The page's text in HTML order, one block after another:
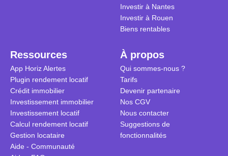
Investir à Nantes
Investir à Rouen
Biens rentables
Ressources
App Horiz Alertes
Plugin rendement locatif
Crédit immobilier
Investissement immobilier
Investissement locatif
Calcul rendement locatif
Gestion locataire
Aide - Communauté
À propos
Qui sommes-nous ?
Tarifs
Devenir partenaire
Nos CGV
Nous contacter
Suggestions de
fonctionnalités